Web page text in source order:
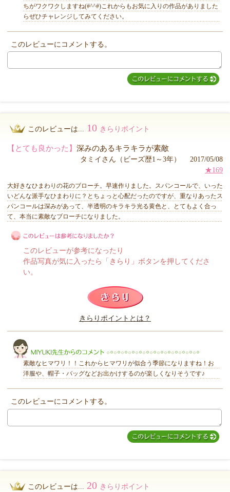
ちがワクワクしますね(#^^#)これからもお気に入りの作品がありました
らぜひチャレンジしてみてください。
このレビューにコメントする。
このレビューは... 10 きらりポイント
【とても良かった】 深みのあるキラキラが素敵
タミイさん（ビーズ歴1～3年） 2017/05/08
★169
大好きなひまわりの花のブローチ。早速作りました。スパンコールで、いった
いどんな派手なひまわりに？とちょっと心配だったのですが、重なりあったス
パンコールは深みがあって、半透明のキラキラ光る黄色と、とてもよく合っ
て、本当に素敵なブローチになりました。
このレビューは参考になりましたか？
このレビューが参考になったり
作品写真が気に入ったら「きらり」ボタンを押してくださ
い。
きらりポイントとは？
素敵なヒマワリ！！これからヒマワリが似合う季節になりますね！お
洋服や、帽子・バッグなどお出かけするのが楽しくなりそうです♪
このレビューにコメントする。
このレビューは... 20 きらりポイント